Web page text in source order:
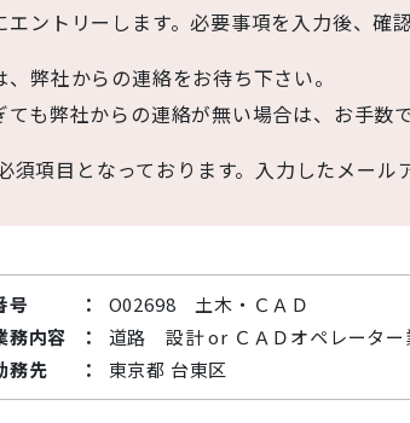
エントリーします。必要事項を入力後、確
弊社からの連絡をお待ち下さい。
ても弊社からの連絡が無い場合は、お手数
須項目となっております。入力したメール
号
O02698 土木・ＣＡＤ
務内容
道路 設計 or ＣＡＤオペレーター
務先
東京都 台東区